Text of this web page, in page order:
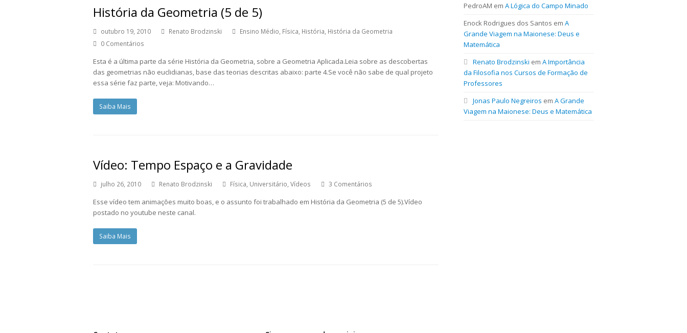
História da Geometria (5 de 5)
outubro 19, 2010 Renato Brodzinski Ensino Médio, Física, História, História da Geometria
0 Comentários
Esta é a última parte da série História da Geometria, sobre a Geometria Aplicada.Leia sobre as descobertas
das geometrias não euclidianas, base das teorias descritas abaixo: parte 4.Se você não sabe de qual projeto
essa série faz parte, veja: Motivando…
Saiba Mais
Vídeo: Tempo Espaço e a Gravidade
julho 26, 2010 Renato Brodzinski Física, Universitário, Vídeos 3 Comentários
Esse vídeo tem animações muito boas, e o assunto foi trabalhado em História da Geometria (5 de 5).Vídeo
postado no youtube neste canal.
Saiba Mais
PedroAM emA Lógica do Campo Minado
Enock Rodrigues dos Santos emA
Grande Viagem na Maionese: Deus e
Matemática
Renato Brodzinski emA Importância
da Filosofia nos Cursos de Formação de
Professores
Jonas Paulo Negreiros emA Grande
Viagem na Maionese: Deus e Matemática